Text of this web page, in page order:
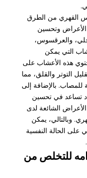
القهري من الطرق
الأعراض وتحسين
والعرقسوس،
التي يمكن
هذه الأعشاب على
التوتر والقلق، مما
للمصاب. بالإضافة إلى
تساعد في تحسين
الشائعة لدى
وبالتالي، يمكن
على الحالة النفسية
للتخلص من